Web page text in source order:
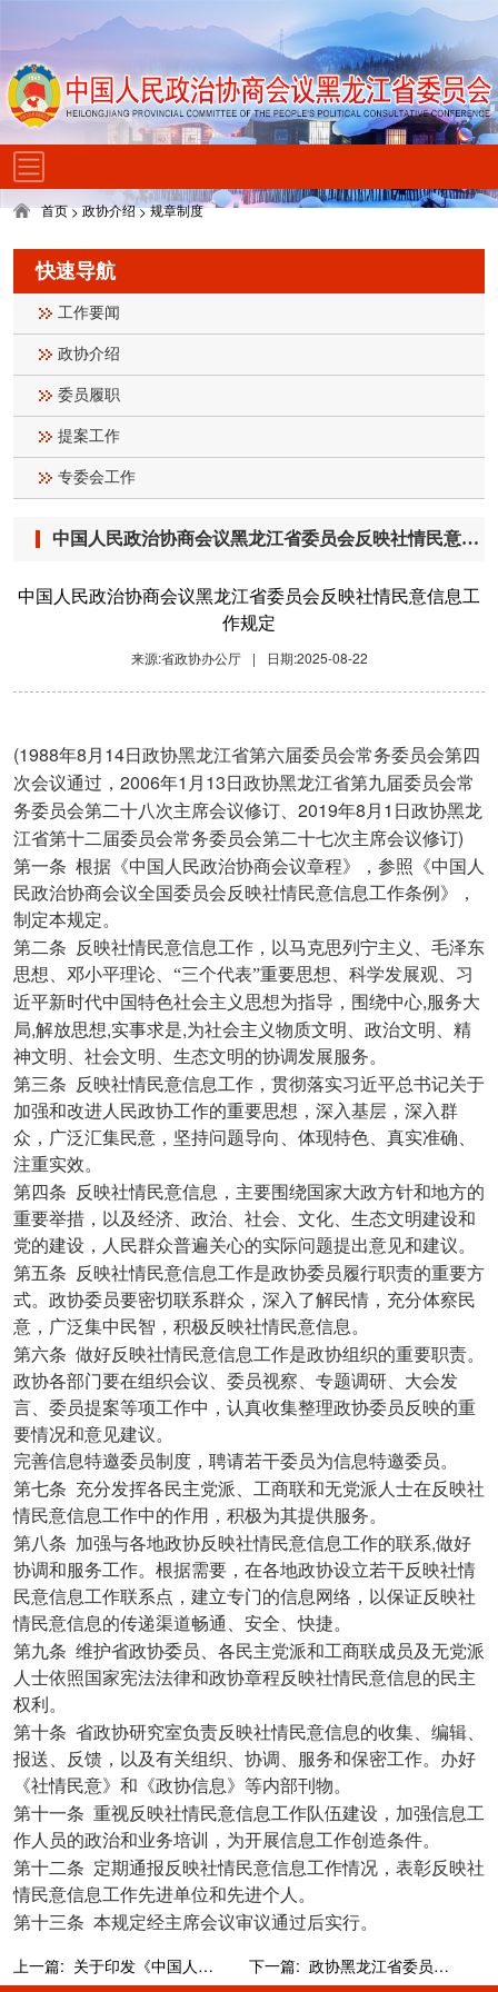
首页>政协介绍>规章制度
快速导航
工作要闻
政协介绍
委员履职
提案工作
专委会工作
中国人民政治协商会议黑龙江省委员会反映社情民意信息工作规定
中国人民政治协商会议黑龙江省委员会反映社情民意信息工
作规定
来源:省政协办公厅
| 日期:2025-08-22
(1988年8 月 14日政协黑龙江省第六届委员会常务委员会第四
次会议通过， 2006年1 月 13 日政协黑龙江省第九届委员会常
务委员会第二十八次主席会议修订、 2019年8 月 1 日政协黑龙
江省第十二届委员会常务委员会第二十七次主席会议修订)
第一条 根据《中国人民政治协商会议章程》，参照《中国人
民政治协商会议全国委员会反映社情民意信息工作条例》，
制定本规定。
第二条
反映社情民意信息工作，以马克思列宁主义、毛泽东
思想、邓小平理论、“三个代表”重要思想、科学发展观、习
近平新时代中国特色社会主义思想为指导，围绕中心,服务大
局,解放思想,实事求是,为社会主义物质文明、政治文明、精
神文明、社会文明、生态文明的协调发展服务。
第三条
反映社情民意信息工作，贯彻落实习近平总书记关于
加强和改进人民政协工作的重要思想，深入基层，深入群
众，广泛汇集民意，坚持问题导向、体现特色、真实准确、
注重实效。
第四条
反映社情民意信息，主要围绕国家大政方针和地方的
重要举措，以及经济、政治、社会、文化、生态文明建设和
党的建设，人民群众普遍关心的实际问题提出意见和建议。
第五条
反映社情民意信息工作是政协委员履行职责的重要方
式。政协委员要密切联系群众，深入了解民情，充分体察民
意，广泛集中民智，积极反映社情民意信息。
第六条 做好反映社情民意信息工作是政协组织的重要职责。
政协各部门要在组织会议、委员视察、专题调研、大会发
言、委员提案等项工作中，认真收集整理政协委员反映的重
要情况和意见建议。
完善信息特邀委员制度，聘请若干委员为信息特邀委员。
第七条 充分发挥各民主党派、工商联和无党派人士在反映社
情民意信息工作中的作用，积极为其提供服务。
第八条 加强与各地政协反映社情民意信息工作的联系,做好
协调和服务工作。根据需要，在各地政协设立若干反映社情
民意信息工作联系点，建立专门的信息网络，以保证反映社
情民意信息的传递渠道畅通、安全、快捷。
第九条 维护省政协委员、各民主党派和工商联成员及无党派
人士依照国家宪法法律和政协章程反映社情民意信息的民主
权利。
第十条 省政协研究室负责反映社情民意信息的收集、编辑、
报送、反馈，以及有关组织、协调、服务和保密工作。办好
《社情民意》和《政协信息》等内部刊物。
第十一条 重视反映社情民意信息工作队伍建设，加强信息工
作人员的政治和业务培训，为开展信息工作创造条件。
第十二条 定期通报反映社情民意信息工作情况，表彰反映社
情民意信息工作先进单位和先进个人。
第十三条 本规定经主席会议审议通过后实行。
上一篇: 关于印发《中国人民政治协商会议黑龙江省委员会大会发言工作规则》的通知 下一篇: 政协黑龙江省委员会委员视察、考察工作办法